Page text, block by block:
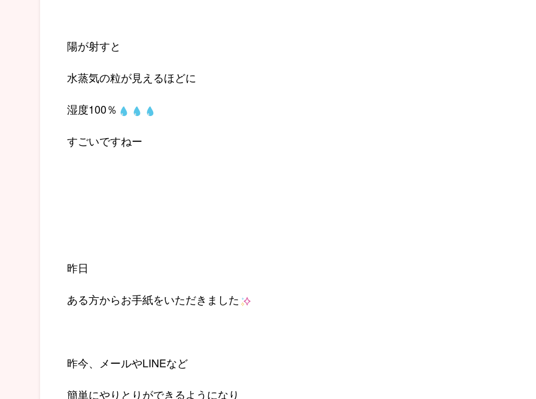
陽が射すと
水蒸気の粒が見えるほどに
湿度100％
すごいですねー
昨日
ある方からお手紙をいただきました
昨今、メールやLINEなど
簡単にやりとりができるようになり